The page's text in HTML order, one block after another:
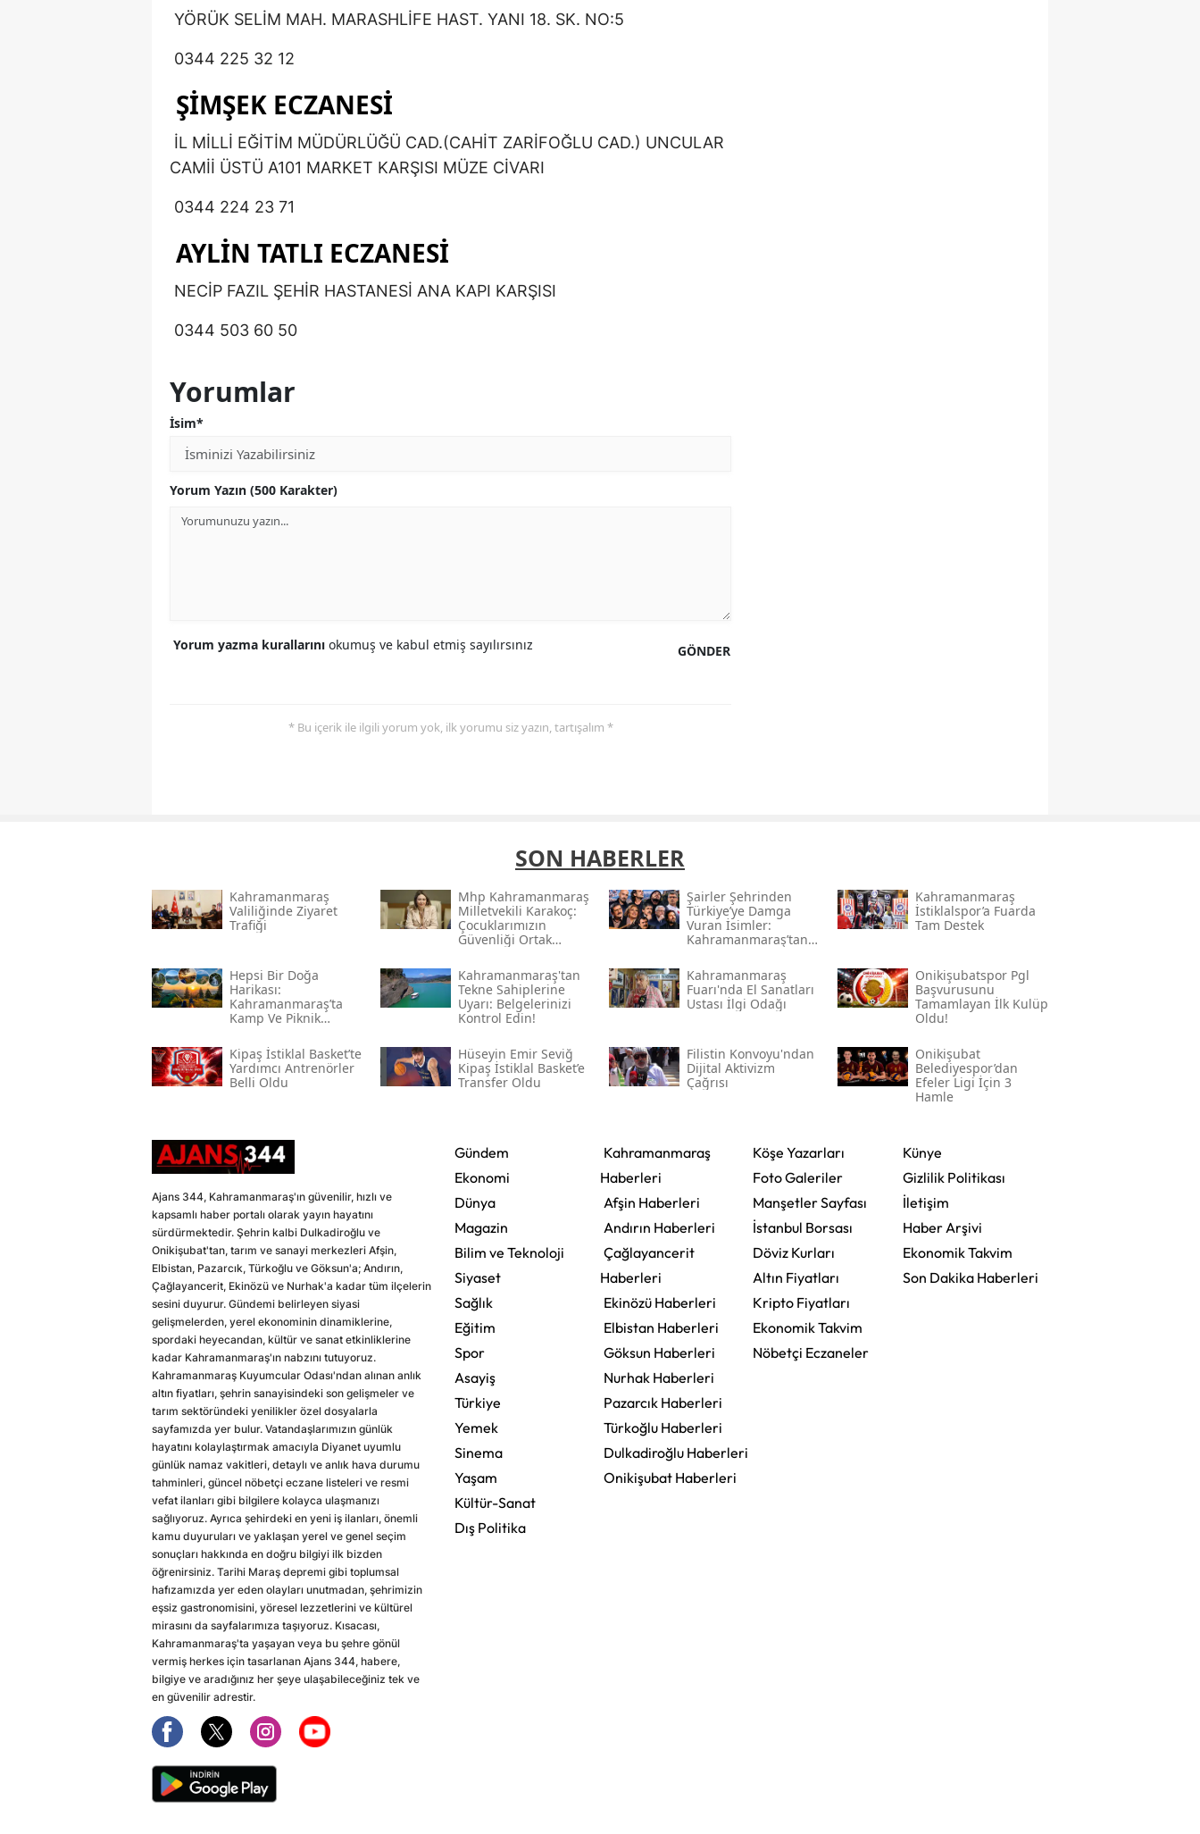
YÖRÜK SELİM MAH. MARASHLİFE HAST. YANI 18. SK. NO:5
0344 225 32 12
ŞİMŞEK ECZANESİ
İL MİLLİ EĞİTİM MÜDÜRLÜĞÜ CAD.(CAHİT ZARİFOĞLU CAD.) UNCULAR
CAMİİ ÜSTÜ A101 MARKET KARŞISI MÜZE CİVARI
0344 224 23 71
AYLİN TATLI ECZANESİ
NECİP FAZIL ŞEHİR HASTANESİ ANA KAPI KARŞISI
0344 503 60 50
Yorumlar
İsim*
Yorum Yazın (500 Karakter)
GÖNDER
Yorum yazma kurallarını okumuş ve kabul etmiş sayılırsınız
* Bu içerik ile ilgili yorum yok, ilk yorumu siz yazın, tartışalım *
SON HABERLER
Kahramanmaraş
Valiliğinde Ziyaret
Trafiği
Mhp Kahramanmaraş
Milletvekili Karakoç:
Çocuklarımızın
Güvenliği Ortak
Şairler Şehrinden
Türkiye’ye Damga
Vuran İsimler:
Kahramanmaraş’tan
Kahramanmaraş
İstiklalspor’a Fuarda
Tam Destek
Hepsi Bir Doğa
Harikası:
Kahramanmaraş’ta
Kamp Ve Piknik
Güzel Alanlar
Kahramanmaraş'tan
Tekne Sahiplerine
Uyarı: Belgelerinizi
Kontrol Edin!
Kahramanmaraş
Fuarı'nda El Sanatları
Ustası İlgi Odağı
Onikişubatspor Pgl
Başvurusunu
Tamamlayan İlk Kulüp
Oldu!
Kipaş İstiklal Basket’te
Yardımcı Antrenörler
Belli Oldu
Hüseyin Emir Seviğ
Kipaş İstiklal Basket’e
Transfer Oldu
Filistin Konvoyu'ndan
Dijital Aktivizm
Çağrısı
Onikişubat
Belediyespor’dan
Efeler Ligi İçin 3
Hamle
Ajans 344, Kahramanmaraş'ın güvenilir, hızlı ve
kapsamlı haber portalı olarak yayın hayatını
sürdürmektedir. Şehrin kalbi Dulkadiroğlu ve
Onikişubat'tan, tarım ve sanayi merkezleri Afşin,
Elbistan, Pazarcık, Türkoğlu ve Göksun'a; Andırın,
Çağlayancerit, Ekinözü ve Nurhak'a kadar tüm ilçelerin
sesini duyurur. Gündemi belirleyen siyasi
gelişmelerden, yerel ekonominin dinamiklerine,
spordaki heyecandan, kültür ve sanat etkinliklerine
kadar Kahramanmaraş'ın nabzını tutuyoruz.
Kahramanmaraş Kuyumcular Odası'ndan alınan anlık
altın fiyatları, şehrin sanayisindeki son gelişmeler ve
tarım sektöründeki yenilikler özel dosyalarla
sayfamızda yer bulur. Vatandaşlarımızın günlük
hayatını kolaylaştırmak amacıyla Diyanet uyumlu
günlük namaz vakitleri, detaylı ve anlık hava durumu
tahminleri, güncel nöbetçi eczane listeleri ve resmi
vefat ilanları gibi bilgilere kolayca ulaşmanızı
sağlıyoruz. Ayrıca şehirdeki en yeni iş ilanları, önemli
kamu duyuruları ve yaklaşan yerel ve genel seçim
sonuçları hakkında en doğru bilgiyi ilk bizden
öğrenirsiniz. Tarihi Maraş depremi gibi toplumsal
hafızamızda yer eden olayları unutmadan, şehrimizin
eşsiz gastronomisini, yöresel lezzetlerini ve kültürel
mirasını da sayfalarımıza taşıyoruz. Kısacası,
Kahramanmaraş'ta yaşayan veya bu şehre gönül
vermiş herkes için tasarlanan Ajans 344, habere,
bilgiye ve aradığınız her şeye ulaşabileceğiniz tek ve
en güvenilir adrestir.
Gündem
Ekonomi
Dünya
Magazin
Bilim ve Teknoloji
Siyaset
Sağlık
Eğitim
Spor
Asayiş
Türkiye
Yemek
Sinema
Yaşam
Kültür-Sanat
Dış Politika
Kahramanmaraş
Haberleri
Afşin Haberleri
Andırın Haberleri
Çağlayancerit
Haberleri
Ekinözü Haberleri
Elbistan Haberleri
Göksun Haberleri
Nurhak Haberleri
Pazarcık Haberleri
Türkoğlu Haberleri
Dulkadiroğlu Haberleri
Onikişubat Haberleri
Köşe Yazarları
Foto Galeriler
Manşetler Sayfası
İstanbul Borsası
Döviz Kurları
Altın Fiyatları
Kripto Fiyatları
Ekonomik Takvim
Nöbetçi Eczaneler
Künye
Gizlilik Politikası
İletişim
Haber Arşivi
Ekonomik Takvim
Son Dakika Haberleri